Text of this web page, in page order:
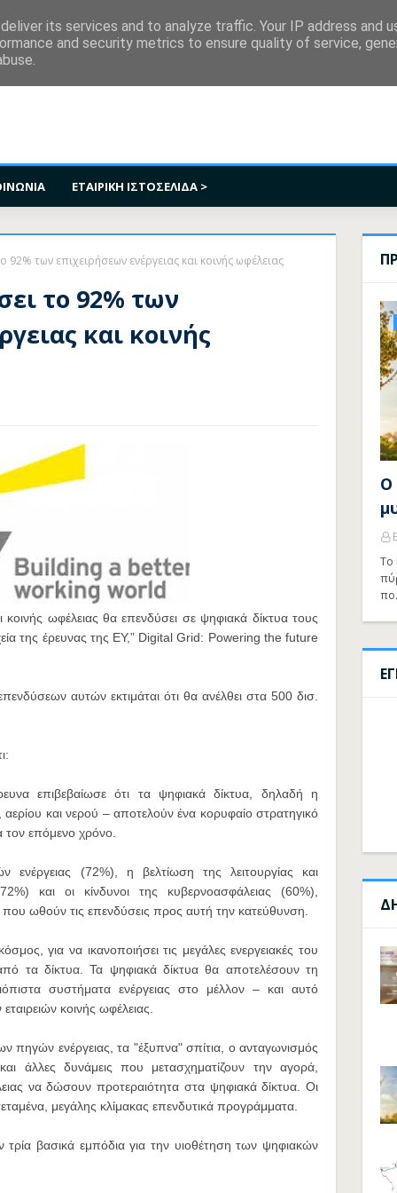
ΕΤΑΙΡΙΚΗ ΙΣΤΟΣΕΛΙΔΑ >
των επιχειρήσεων ενέργειας και κοινής ωφέλειας
το 92% των
και κοινής
κοινής ωφέλειας θα επενδύσει σε ψηφιακά δίκτυα τους
της έρευνας της ΕΥ,” Digital Grid: Powering the future
αυτών εκτιμάται ότι θα ανέλθει στα 500 δισ.
επιβεβαίωσε ότι τα ψηφιακά δίκτυα, δηλαδή η
και νερού – αποτελούν ένα κορυφαίο στρατηγικό
τον επόμενο χρόνο.
(72%), η βελτίωση της λειτουργίας και
και οι κίνδυνοι της κυβερνοασφάλειας (60%),
ωθούν τις επενδύσεις προς αυτή την κατεύθυνση.
για να ικανοποιήσει τις μεγάλες ενεργειακές του
από τα δίκτυα. Τα ψηφιακά δίκτυα θα αποτελέσουν τη
συστήματα ενέργειας στο μέλλον – και αυτό
κοινής ωφέλειας.
πηγών ενέργειας, τα "έξυπνα" σπίτια, ο ανταγωνισμός
άλλες δυνάμεις που μετασχηματίζουν την αγορά,
να δώσουν προτεραιότητα στα ψηφιακά δίκτυα. Οι
μεγάλης κλίμακας επενδυτικά προγράμματα.
τρία βασικά εμπόδια για την υιοθέτηση των ψηφιακών
Ο
Το
its services and to analyze traffic. Your IP address and
and security metrics to ensure quality of service,